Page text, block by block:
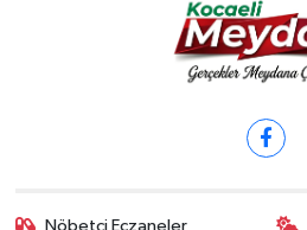
Nöbetçi Eczaneler